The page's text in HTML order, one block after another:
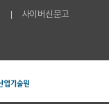
사이버신문고